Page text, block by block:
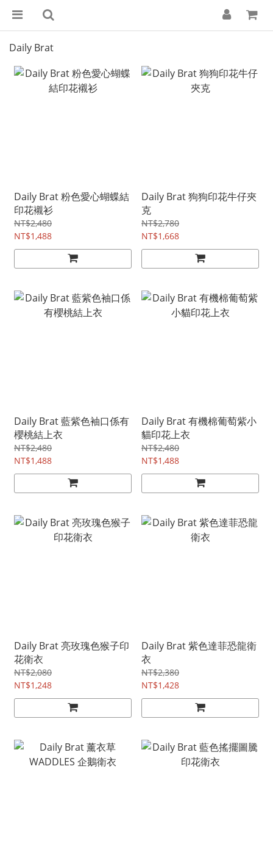
Daily Brat
Daily Brat 粉色愛心蝴蝶結
印花襯衫
NT$2,480
NT$1,488
Daily Brat 狗狗印花牛仔夾
克
NT$2,780
NT$1,668
Daily Brat 藍紫色袖口係有
櫻桃結上衣
NT$2,480
NT$1,488
Daily Brat 有機棉葡萄紫小
貓印花上衣
NT$2,480
NT$1,488
Daily Brat 亮玫瑰色猴子印
花衛衣
NT$2,080
NT$1,248
Daily Brat 紫色達菲恐龍衛
衣
NT$2,380
NT$1,428